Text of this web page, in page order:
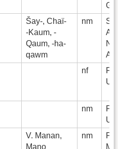
Šay-, Chaï-
-Kaum, -
Qaum, -ha-
qawm
nm
nf
nm
V. Manan,
Mano
nm